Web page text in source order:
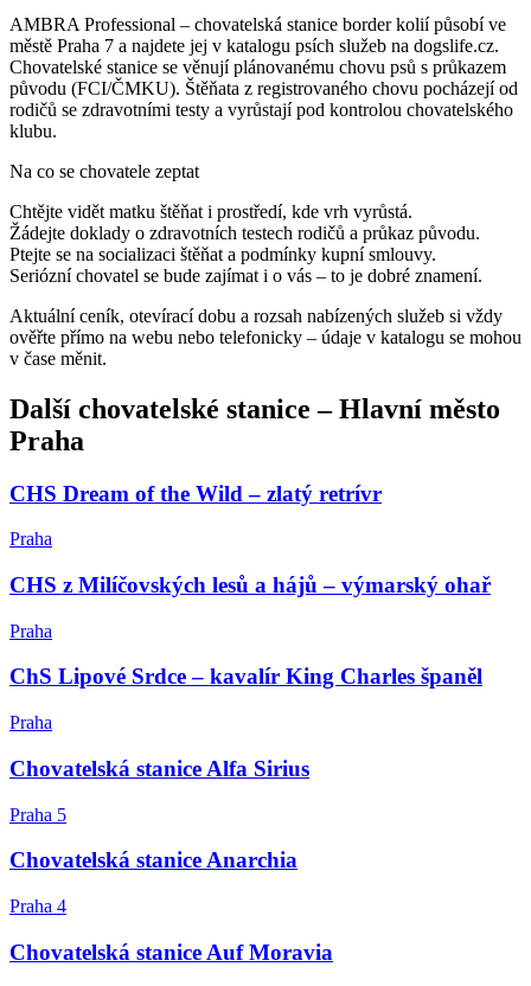
AMBRA Professional – chovatelská stanice border kolií působí ve
městě Praha 7 a najdete jej v katalogu psích služeb na dogslife.cz.
Chovatelské stanice se věnují plánovanému chovu psů s průkazem
původu (FCI/ČMKU). Štěňata z registrovaného chovu pocházejí od
rodičů se zdravotními testy a vyrůstají pod kontrolou chovatelského
klubu.
Na co se chovatele zeptat
Chtějte vidět matku štěňat i prostředí, kde vrh vyrůstá.
Žádejte doklady o zdravotních testech rodičů a průkaz původu.
Ptejte se na socializaci štěňat a podmínky kupní smlouvy.
Seriózní chovatel se bude zajímat i o vás – to je dobré znamení.
Aktuální ceník, otevírací dobu a rozsah nabízených služeb si vždy
ověřte přímo na webu nebo telefonicky – údaje v katalogu se mohou
v čase měnit.
Další chovatelské stanice –Hlavní město
Praha
CHS Dream of the Wild – zlatý retrívr
Praha
CHS z Milíčovských lesů a hájů – výmarský ohař
Praha
ChS Lipové Srdce – kavalír King Charles španěl
Praha
Chovatelská stanice Alfa Sirius
Praha 5
Chovatelská stanice Anarchia
Praha 4
Chovatelská stanice Auf Moravia